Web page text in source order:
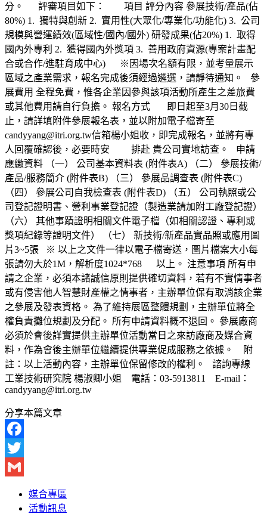
分。 評審項目如下： 項目 評分內容 參展技術/產品(佔
80%) 1. 獨特與創新 2. 實用性(大眾化/專業化/功能化) 3. 公司
規模與營運績效(區域性/國內/國外) 研發成果(佔20%) 1. 取得
國內外專利 2. 獲得國內外獎項 3. 善用政府資源(專案計畫配
合或合作/進駐育成中心) ※因場次名額有限，並考量展示
區域之產業需求，報名完成後須經過遴選，請靜待通知。 參
展費用 全程免費，惟各企業因參與該項活動所產生之差旅費
或其他費用請自行負擔。 報名方式 即日起至3月30日截
止，請詳填附件參展報名表，並以附加電子檔寄至
candyyang@itri.org.tw信箱楊小姐收，即完成報名，並將有專
人回覆確認後，必要時安 排赴 貴公司實地訪查。 申請
應繳資料 （一） 公司基本資料表 (附件表A) （二） 參展技術/
產品/服務簡介 (附件表B) （三） 參展品調查表 (附件表C)
（四） 參展公司自我檢查表 (附件表D) （五） 公司執照或公
司登記證明書、營利事業登記證（製造業請加附工廠登記證）
（六） 其他事蹟證明相關文件電子檔（如相關認證、專利或
獎項紀錄等證明文件） （七） 新技術/新產品實品照或應用圖
片3~5張 ※ 以上之文件一律以電子檔寄送，圖片檔案大小每
張請勿大於1M，解析度1024*768 以上。 注意事項 所有申
請之企業，必須本諸誠信原則提供確切資料，若有不實情事者
或有侵害他人智慧財產權之情事者，主辦單位保有取消該企業
之參展及發表資格。 為了維持展區整體規劃，主辦單位將全
權負責攤位規劃及分配。 所有申請資料概不退回。 參展廠商
必須於會後詳實提供主辦單位活動當日之來訪廠商及媒合資
料，作為會後主辦單位繼續提供專業促成服務之依據。 附
註：以上活動內容，主辦單位保留修改的權利。 諮詢專線
工業技術研究院 楊淑卿小姐 電話：03-5913811 E-mail：
candyyang@itri.org.tw
分享本篇文章
Facebook
Twitter
媒合專區
活動訊息